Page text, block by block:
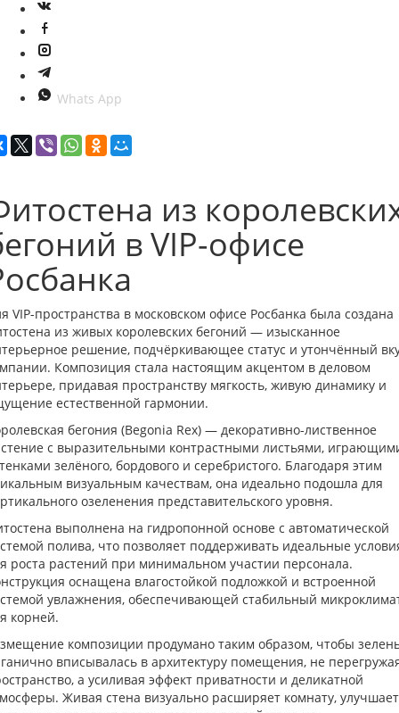
Whats App
из
в VIP-офисе
VIP-пространства в московском офисе Росбанка была создана
из живых королевских бегоний — изысканное
решение, подчёркивающее статус и утончённый
Композиция стала настоящим акцентом в деловом
придавая пространству мягкость, живую динамику и
естественной гармонии.
бегония (Begonia Rex) — декоративно-лиственное
с выразительными контрастными листьями,
зелёного, бордового и серебристого. Благодаря этим
визуальным качествам, она идеально подошла для
озеленения представительского уровня.
выполнена на гидропонной основе с автоматической
полива, что позволяет поддерживать идеальные
роста растений при минимальном участии персонала.
оснащена влагостойкой подложкой и встроенной
увлажнения, обеспечивающей стабильный
корней.
композиции продумано таким образом, чтобы
вписывалась в архитектуру помещения, не
а усиливая эффект приватности и деликатной
Живая стена визуально расширяет комнату, улучшает